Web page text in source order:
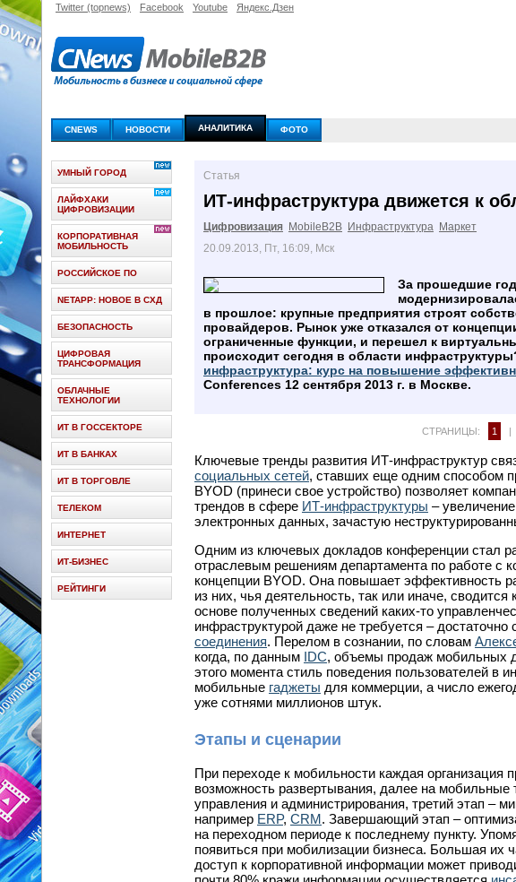
Twitter (topnews) Facebook Youtube Яндекс.Дзен
CNEWS НОВОСТИ АНАЛИТИКА ФОТО
Статья
ИТ-инфраструктура движется к
Цифровизация MobileB2B Инфраструктура Маркет
20.09.2013, Пт, 16:09, Мск
За прошедшие
в прошлое: крупные предприятия строят
провайдеров. Рынок уже отказался от
ограниченные функции, и перешел к
происходит сегодня в области
инфраструктура: курс на повышение
Conferences 12 сентября 2013 г. в Москве.
СТРАНИЦЫ: 1 |
Ключевые тренды развития ИТ-инфраструктур
социальных сетей, ставших еще одним способом
BYOD (принеси свое устройство) позволяет
трендов в сфере ИТ-инфраструктуры –
электронных данных, зачастую
Одним из ключевых докладов конференции стал
отраслевым решениям департамента по работе с
концепции BYOD. Она повышает эффективность
из них, чья деятельность, так или иначе,
основе полученных сведений каких-то
инфраструктурой даже не требуется –
соединения. Перелом в сознании, по словам
когда, по данным IDC, объемы продаж мобильных
этого момента стиль поведения пользователей в
мобильные гаджеты для коммерции, а число
уже сотнями миллионов штук.
Этапы и сценарии
При переходе к мобильности каждая организация
возможность развертывания, далее на
управления и администрирования, третий этап –
например ERP, CRM. Завершающий этап –
на переходном периоде к последнему пункту.
появиться при мобилизации бизнеса. Большая их
доступ к корпоративной информации может
УМНЫЙ ГОРОД
ЛАЙФХАКИ
ЦИФРОВИЗАЦИИ
КОРПОРАТИВНАЯ
МОБИЛЬНОСТЬ
РОССИЙСКОЕ ПО
NETAPP: НОВОЕ В СХД
БЕЗОПАСНОСТЬ
ЦИФРОВАЯ
ТРАНСФОРМАЦИЯ
ОБЛАЧНЫЕ
ТЕХНОЛОГИИ
ИТ В ГОССЕКТОРЕ
ИТ В БАНКАХ
ИТ В ТОРГОВЛЕ
ТЕЛЕКОМ
ИНТЕРНЕТ
ИТ-БИЗНЕС
РЕЙТИНГИ